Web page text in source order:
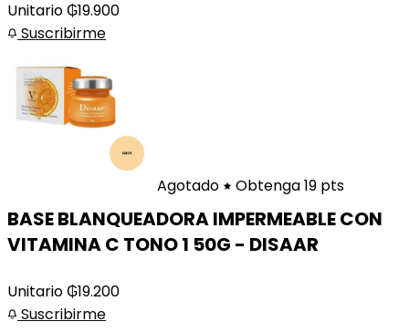
Unitario₲19.900
Suscribirme
Agotado Obtenga 19 pts
BASE BLANQUEADORA IMPERMEABLE CON
VITAMINA C TONO 1 50G - DISAAR
Unitario₲19.200
Suscribirme